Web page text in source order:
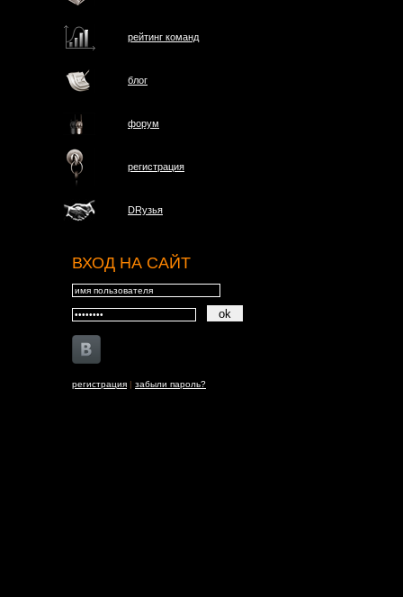
рейтинг команд
блог
форум
регистрация
DRузья
ВХОД НА САЙТ
регистрация | забыли пароль?